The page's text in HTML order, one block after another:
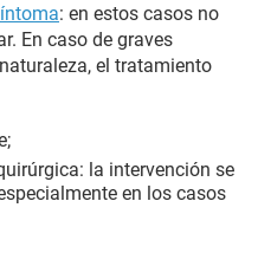
: en estos casos no
En caso de graves
el tratamiento
la intervención se
en los casos